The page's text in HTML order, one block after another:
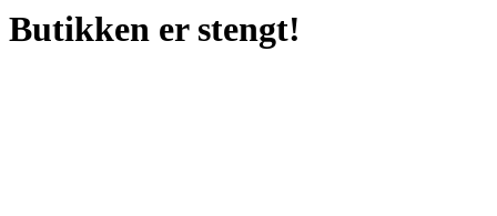
Butikken er stengt!